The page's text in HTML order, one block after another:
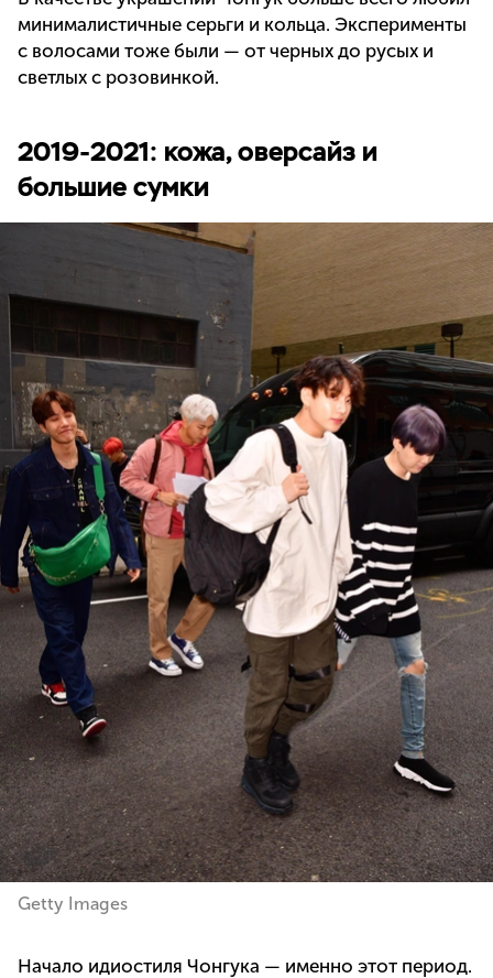
минималистичные серьги и кольца. Эксперименты
с волосами тоже были — от черных до русых и
светлых с розовинкой.
2019-2021: кожа, оверсайз и
большие сумки
Getty Images
Начало идиостиля Чонгука — именно этот период.